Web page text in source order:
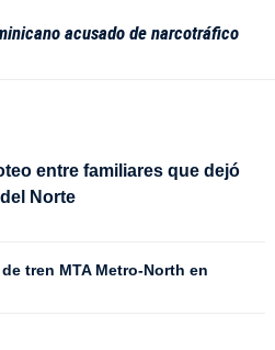
acusado de narcotráfico
entre familiares que dejó
Norte
tren MTA Metro-North en